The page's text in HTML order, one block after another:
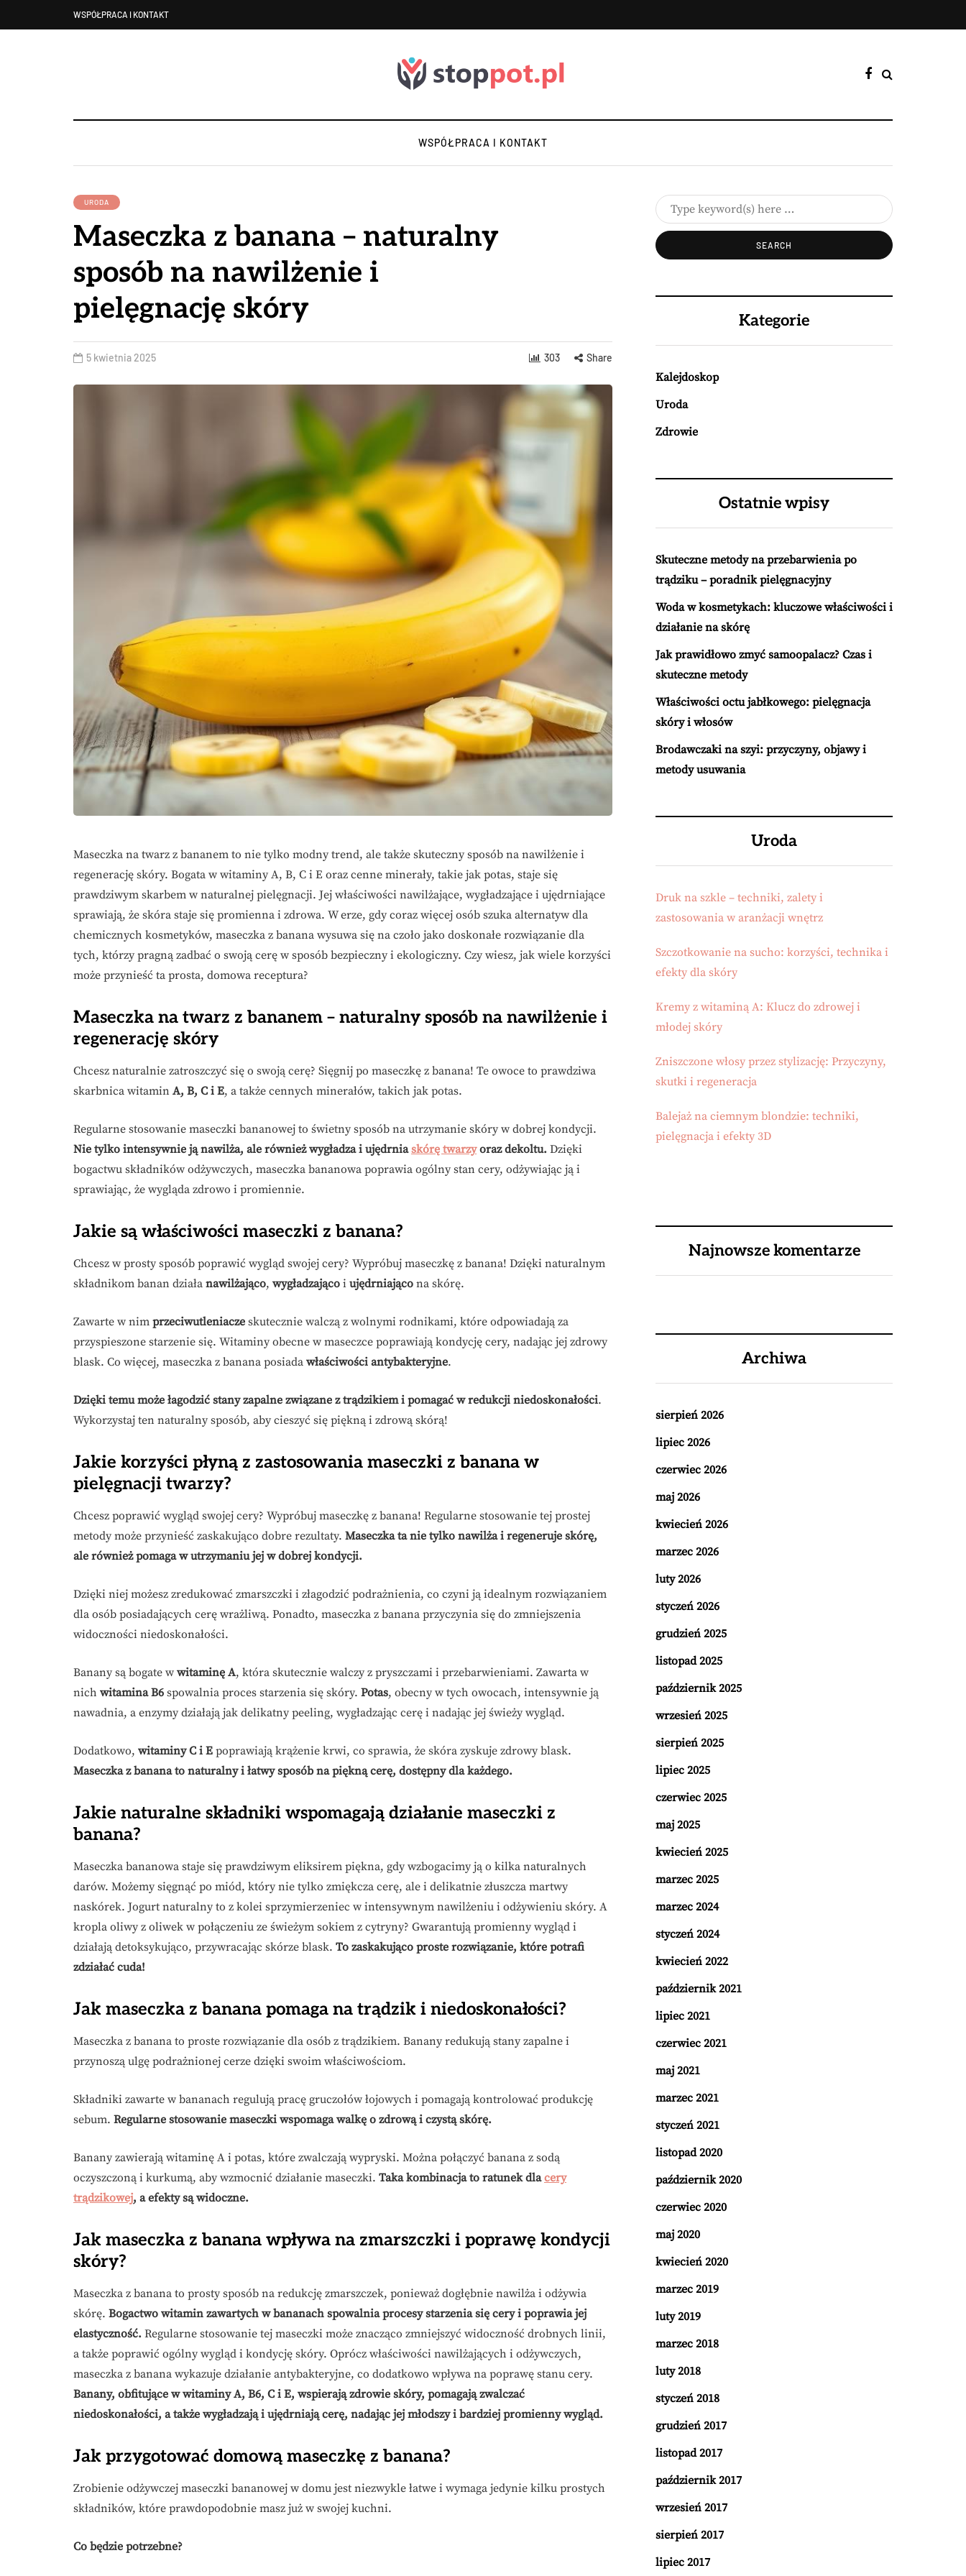
WSPÓŁPRACA I KONTAKT
WSPÓŁPRACA I KONTAKT
URODA
Maseczka z banana – naturalny
sposób na nawilżenie i
pielęgnację skóry
5 kwietnia 2025 303 Share
Maseczka na twarz z bananem to nie tylko modny trend, ale także skuteczny sposób na nawilżenie i
regenerację skóry. Bogata w witaminy A, B, C i E oraz cenne minerały, takie jak potas, staje się
prawdziwym skarbem w naturalnej pielęgnacji. Jej właściwości nawilżające, wygładzające i ujędrniające
sprawiają, że skóra staje się promienna i zdrowa. W erze, gdy coraz więcej osób szuka alternatyw dla
chemicznych kosmetyków, maseczka z banana wysuwa się na czoło jako doskonałe rozwiązanie dla
tych, którzy pragną zadbać o swoją cerę w sposób bezpieczny i ekologiczny. Czy wiesz, jak wiele korzyści
może przynieść ta prosta, domowa receptura?
Maseczka na twarz z bananem – naturalny sposób na nawilżenie i
regenerację skóry
Chcesz naturalnie zatroszczyć się o swoją cerę? Sięgnij po maseczkę z banana! Te owoce to prawdziwa
skarbnica witamin A, B, C i E, a także cennych minerałów, takich jak potas.
Regularne stosowanie maseczki bananowej to świetny sposób na utrzymanie skóry w dobrej kondycji.
Nie tylko intensywnie ją nawilża, ale również wygładza i ujędrniaskórę twarzyoraz dekoltu. Dzięki
bogactwu składników odżywczych, maseczka bananowa poprawia ogólny stan cery, odżywiając ją i
sprawiając, że wygląda zdrowo i promiennie.
Jakie są właściwości maseczki z banana?
Chcesz w prosty sposób poprawić wygląd swojej cery? Wypróbuj maseczkę z banana! Dzięki naturalnym
składnikom banan działa nawilżająco, wygładzająco i ujędrniająco na skórę.
Zawarte w nim przeciwutleniacze skutecznie walczą z wolnymi rodnikami, które odpowiadają za
przyspieszone starzenie się. Witaminy obecne w maseczce poprawiają kondycję cery, nadając jej zdrowy
blask. Co więcej, maseczka z banana posiada właściwości antybakteryjne.
Dzięki temu może łagodzić stany zapalne związane z trądzikiem i pomagać w redukcji niedoskonałości.
Wykorzystaj ten naturalny sposób, aby cieszyć się piękną i zdrową skórą!
Jakie korzyści płyną z zastosowania maseczki z banana w
pielęgnacji twarzy?
Chcesz poprawić wygląd swojej cery? Wypróbuj maseczkę z banana! Regularne stosowanie tej prostej
metody może przynieść zaskakująco dobre rezultaty. Maseczka ta nie tylko nawilża i regeneruje skórę,
ale również pomaga w utrzymaniu jej w dobrej kondycji.
Dzięki niej możesz zredukować zmarszczki i złagodzić podrażnienia, co czyni ją idealnym rozwiązaniem
dla osób posiadających cerę wrażliwą. Ponadto, maseczka z banana przyczynia się do zmniejszenia
widoczności niedoskonałości.
Banany są bogate w witaminę A, która skutecznie walczy z pryszczami i przebarwieniami. Zawarta w
nich witamina B6 spowalnia proces starzenia się skóry. Potas, obecny w tych owocach, intensywnie ją
nawadnia, a enzymy działają jak delikatny peeling, wygładzając cerę i nadając jej świeży wygląd.
Dodatkowo, witaminy C i E poprawiają krążenie krwi, co sprawia, że skóra zyskuje zdrowy blask.
Maseczka z banana to naturalny i łatwy sposób na piękną cerę, dostępny dla każdego.
Jakie naturalne składniki wspomagają działanie maseczki z
banana?
Maseczka bananowa staje się prawdziwym eliksirem piękna, gdy wzbogacimy ją o kilka naturalnych
darów. Możemy sięgnąć po miód, który nie tylko zmiękcza cerę, ale i delikatnie złuszcza martwy
naskórek. Jogurt naturalny to z kolei sprzymierzeniec w intensywnym nawilżeniu i odżywieniu skóry. A
kropla oliwy z oliwek w połączeniu ze świeżym sokiem z cytryny? Gwarantują promienny wygląd i
działają detoksykująco, przywracając skórze blask. To zaskakująco proste rozwiązanie, które potrafi
zdziałać cuda!
Jak maseczka z banana pomaga na trądzik i niedoskonałości?
Maseczka z banana to proste rozwiązanie dla osób z trądzikiem. Banany redukują stany zapalne i
przynoszą ulgę podrażnionej cerze dzięki swoim właściwościom.
Składniki zawarte w bananach regulują pracę gruczołów łojowych i pomagają kontrolować produkcję
sebum. Regularne stosowanie maseczki wspomaga walkę o zdrową i czystą skórę.
Banany zawierają witaminę A i potas, które zwalczają wypryski. Można połączyć banana z sodą
oczyszczoną i kurkumą, aby wzmocnić działanie maseczki. Taka kombinacja to ratunek dlacery
trądzikowej, a efekty są widoczne.
Jak maseczka z banana wpływa na zmarszczki i poprawę kondycji
skóry?
Maseczka z banana to prosty sposób na redukcję zmarszczek, ponieważ dogłębnie nawilża i odżywia
skórę. Bogactwo witamin zawartych w bananach spowalnia procesy starzenia się cery i poprawia jej
elastyczność. Regularne stosowanie tej maseczki może znacząco zmniejszyć widoczność drobnych linii,
a także poprawić ogólny wygląd i kondycję skóry. Oprócz właściwości nawilżających i odżywczych,
maseczka z banana wykazuje działanie antybakteryjne, co dodatkowo wpływa na poprawę stanu cery.
Banany, obfitujące w witaminy A, B6, C i E, wspierają zdrowie skóry, pomagają zwalczać
niedoskonałości, a także wygładzają i ujędrniają cerę, nadając jej młodszy i bardziej promienny wygląd.
Jak przygotować domową maseczkę z banana?
Zrobienie odżywczej maseczki bananowej w domu jest niezwykle łatwe i wymaga jedynie kilku prostych
składników, które prawdopodobnie masz już w swojej kuchni.
Co będzie potrzebne?
Kategorie
Kalejdoskop
Uroda
Zdrowie
Ostatnie wpisy
Skuteczne metody na przebarwienia po
trądziku – poradnik pielęgnacyjny
Woda w kosmetykach: kluczowe właściwości i
działanie na skórę
Jak prawidłowo zmyć samoopalacz? Czas i
skuteczne metody
Właściwości octu jabłkowego: pielęgnacja
skóry i włosów
Brodawczaki na szyi: przyczyny, objawy i
metody usuwania
Uroda
Druk na szkle – techniki, zalety i
zastosowania w aranżacji wnętrz
Szczotkowanie na sucho: korzyści, technika i
efekty dla skóry
Kremy z witaminą A: Klucz do zdrowej i
młodej skóry
Zniszczone włosy przez stylizację: Przyczyny,
skutki i regeneracja
Balejaż na ciemnym blondzie: techniki,
pielęgnacja i efekty 3D
Najnowsze komentarze
Archiwa
sierpień 2026
lipiec 2026
czerwiec 2026
maj 2026
kwiecień 2026
marzec 2026
luty 2026
styczeń 2026
grudzień 2025
listopad 2025
październik 2025
wrzesień 2025
sierpień 2025
lipiec 2025
czerwiec 2025
maj 2025
kwiecień 2025
marzec 2025
marzec 2024
styczeń 2024
kwiecień 2022
październik 2021
lipiec 2021
czerwiec 2021
maj 2021
marzec 2021
styczeń 2021
listopad 2020
październik 2020
czerwiec 2020
maj 2020
kwiecień 2020
marzec 2019
luty 2019
marzec 2018
luty 2018
styczeń 2018
grudzień 2017
listopad 2017
październik 2017
wrzesień 2017
sierpień 2017
lipiec 2017